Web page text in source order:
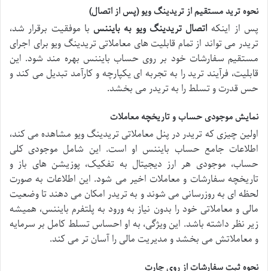
نحوه ترید مستقیم از تریدینگ ویو (پس از اتصال)
پس از اینکه اتصال تریدینگ ویو به بایننسبا موفقیت برقرار شد،
تریدر می تواند از تمام قابلیت های معاملاتی تریدینگ ویو برای اجرای
مستقیم سفارشات خود بر روی حساب بایننس بهره مند شود. این
قابلیت، فرآیند ترید را به تجربه ای یکپارچه و کارآمد تبدیل می کند و
حس قدرت و تسلط را به تریدر می بخشد.
نمایش موجودی حساب و تاریخچه معاملات
اولین چیزی که تریدر در پنل معاملاتی تریدینگ ویو مشاهده می کند،
اطلاعات جامع حساب بایننس او است. این شامل موجودی کلی
حساب، موجودی هر ارز دیجیتال به تفکیک، پوزیشن های باز و
تاریخچه سفارشات و معاملات اخیر می شود. این اطلاعات به صورت
لحظه ای به روزرسانی می شوند و به تریدر امکان می دهند تا وضعیت
مالی و معاملاتی خود را بدون نیاز به ورود به پلتفرم بایننس، همیشه
زیر نظر داشته باشد. این ویژگی، به او احساس تسلط کامل بر سرمایه
و معاملاتش می بخشد و مدیریت مالی را آسان تر می کند.
نحوه ثبت سفارشات از روی چارت